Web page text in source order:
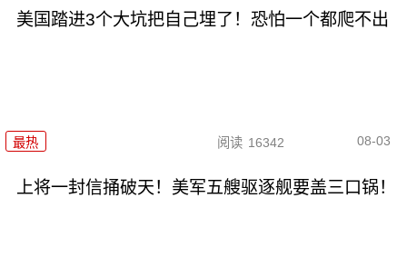
美国踏进3个大坑把自己埋了！恐怕一个都爬不出
最热 阅读 16342 08-03
上将一封信捅破天！美军五艘驱逐舰要盖三口锅！